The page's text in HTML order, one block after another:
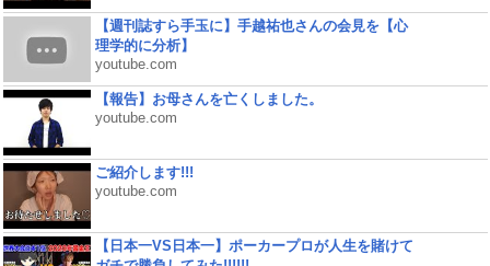
【週刊誌すら手玉に】手越祐也さんの会見を【心
理学的に分析】
youtube.com
【報告】お母さんを亡くしました。
youtube.com
ご紹介します!!!
youtube.com
【日本一VS日本一】ポーカープロが人生を賭けて